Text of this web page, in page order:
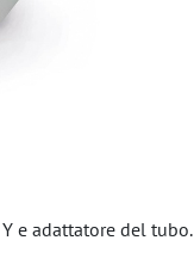
e adattatore del tubo.